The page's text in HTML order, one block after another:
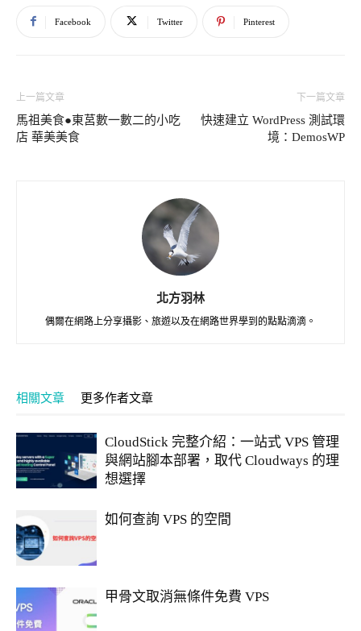
Facebook Twitter Pinterest
上一篇文章
馬祖美食●東莒數一數二的小吃
店 華美美食
下一篇文章
快速建立 WordPress 測試環
境：DemosWP
北方羽林
偶爾在網路上分享攝影、旅遊以及在網路世界學到的點點滴滴。
相關文章 更多作者文章
CloudStick 完整介紹：一站式 VPS 管理
與網站腳本部署，取代 Cloudways 的理
想選擇
如何查詢 VPS 的空間
甲骨文取消無條件免費 VPS